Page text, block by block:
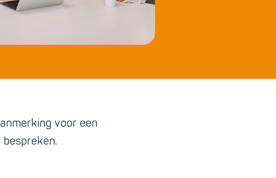
voor een